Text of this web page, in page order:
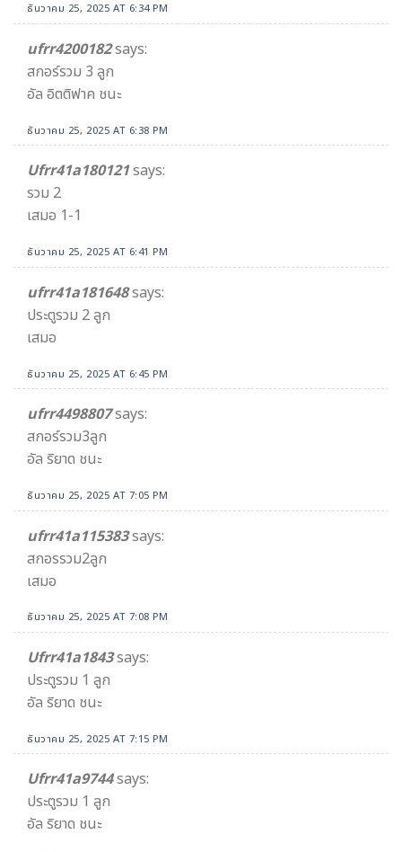
ธันวาคม 25, 2025 AT 6:34 PM
ufrr4200182says:
สกอร์รวม 3 ลูก
อัล อิตติฟาค ชนะ
ธันวาคม 25, 2025 AT 6:38 PM
Ufrr41a180121says:
รวม 2
เสมอ 1-1
ธันวาคม 25, 2025 AT 6:41 PM
ufrr41a181648says:
ประตูรวม 2 ลูก
เสมอ
ธันวาคม 25, 2025 AT 6:45 PM
ufrr4498807says:
สกอร์รวม3ลูก
อัล ริยาด ชนะ
ธันวาคม 25, 2025 AT 7:05 PM
ufrr41a115383says:
สกอรรวม2ลูก
เสมอ
ธันวาคม 25, 2025 AT 7:08 PM
Ufrr41a1843says:
ประตูรวม 1 ลูก
อัล ริยาด ชนะ
ธันวาคม 25, 2025 AT 7:15 PM
Ufrr41a9744says:
ประตูรวม 1 ลูก
อัล ริยาด ชนะ